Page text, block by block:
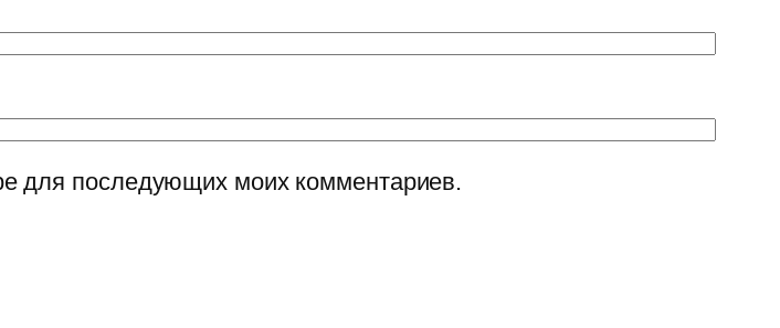
для последующих моих комментариев.